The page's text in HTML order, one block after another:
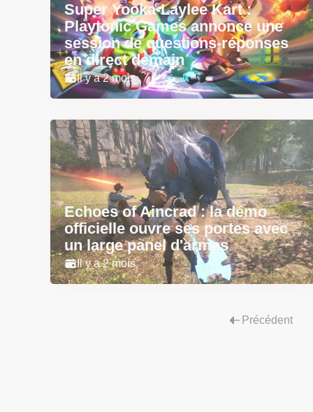
Super Yooka-Laylee Kart :
Playtonic Games annonce une
session de questions-réponses
en direct demain
Il y a 2 mois
Echoes of Aincrad : la démo
officielle ouvre ses portes avec
un large panel d'armes
Il y a 2 mois
Précédent